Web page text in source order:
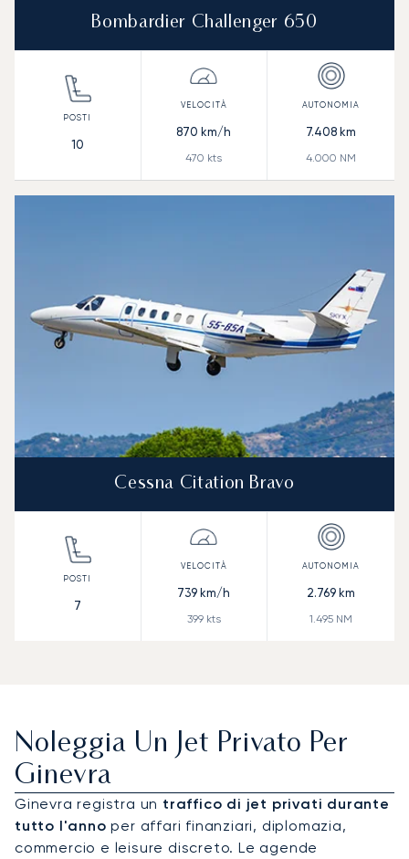
Bombardier Challenger 650
10
870 km/h
470 kts
7.408 km
4.000 NM
Cessna Citation Bravo
7
739 km/h
399kts
2.769 km
1.495 NM
Noleggia Un Jet Privato Per
Ginevra
Ginevra registra un traffico di jet privati durante
tutto l'anno per affari finanziari, diplomazia,
commercio e leisure discreto. Le agende